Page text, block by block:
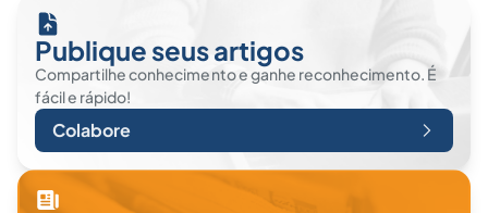
Publique seus artigos
Compartilhe conhecimento e ganhe reconhecimento. É
fácil e rápido!
Colabore